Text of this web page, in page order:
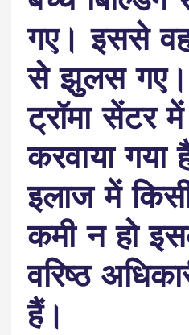
गए। इससे
से झुलस गए।
ट्रॉमा सेंटर में
करवाया
इलाज में
कमी न हो
वरिष्ठ
हैं।